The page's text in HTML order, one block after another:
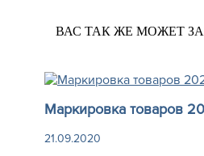
ВАС ТАК ЖЕ МОЖЕТ
Маркировка товаров
21.09.2020